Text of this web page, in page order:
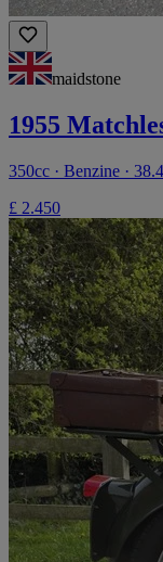
maidstone
1955
350cc · Benzine ·
£ 2.450